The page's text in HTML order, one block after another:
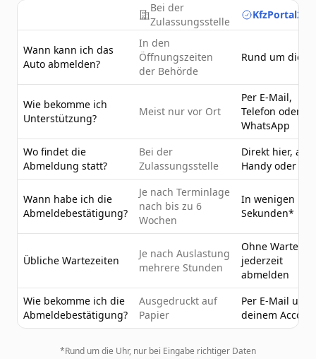
Bei der
Zulassungsstelle
Wann kann ich das
Auto abmelden?
In den
Öffnungszeiten
der Behörde
Rund um die
Wie bekomme ich
Unterstützung?
Meist nur vor Ort
Per E-Mail,
Telefon oder
WhatsApp
Wo findet die
Abmeldung statt?
Bei der
Zulassungsstelle
Direkt hier, am
Handy oder PC
Wann habe ich die
Abmeldebestätigung?
Je nach Terminlage
nach bis zu 6
Wochen
In wenigen
Sekunden*
Übliche Wartezeiten
Je nach Auslastung
mehrere Stunden
Ohne Wartezeit
jederzeit
abmelden
Wie bekomme ich die
Abmeldebestätigung?
Ausgedruckt auf
Papier
Per E-Mail und
deinem
*Rund um die Uhr, nur bei Eingabe richtiger Daten